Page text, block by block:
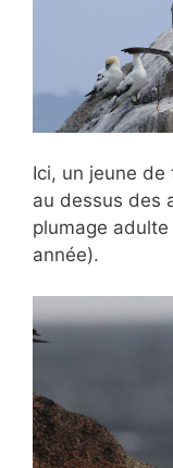
Ici, un jeune
au dessus des
plumage adulte
année).